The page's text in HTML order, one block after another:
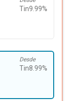
Tin9.99%
Desde
Tin8.99%